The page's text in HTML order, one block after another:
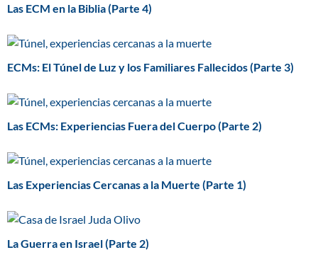
Las ECM en la Biblia (Parte 4)
ECMs: El Túnel de Luz y los Familiares Fallecidos (Parte 3)
Las ECMs: Experiencias Fuera del Cuerpo (Parte 2)
Las Experiencias Cercanas a la Muerte (Parte 1)
La Guerra en Israel (Parte 2)